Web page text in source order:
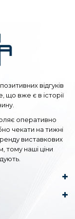
відгуків
що вже є в історії
оперативно
чекати на тижні
виставкових
тому наші ціни